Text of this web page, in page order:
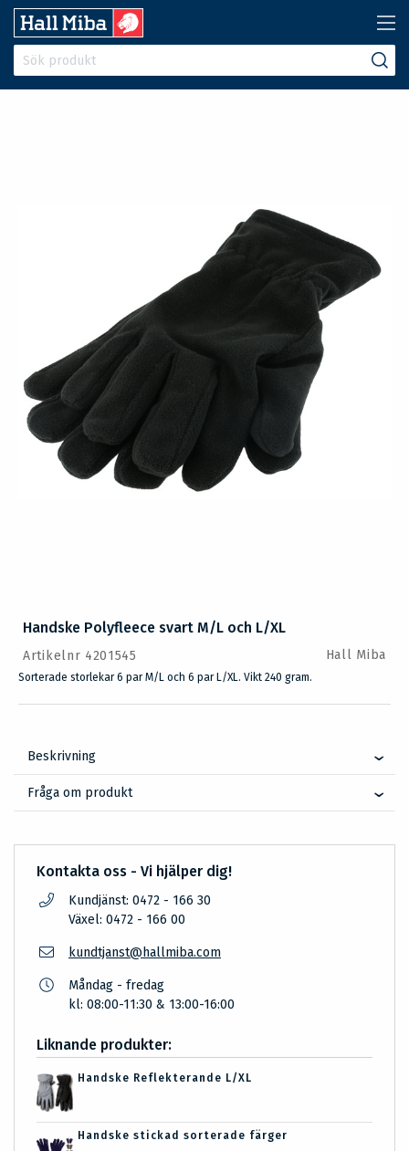
Handske Polyfleece svart M/L och L/XL
Artikelnr 4201545 Hall Miba
Sorterade storlekar 6 par M/L och 6 par L/XL. Vikt 240 gram.
Beskrivning
Fråga om produkt
Kontakta oss - Vi hjälper dig!
Kundjänst: 0472 - 166 30
Växel: 0472 - 166 00
kundtjanst@hallmiba.com
Måndag - fredag
kl: 08:00-11:30 & 13:00-16:00
Liknande produkter:
Handske Reflekterande L/XL
Handske stickad sorterade färger